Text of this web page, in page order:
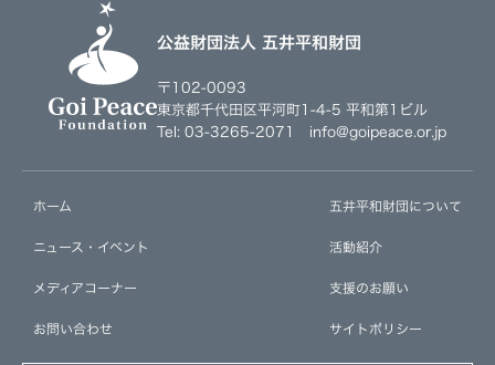
社会起業家育成プログラム
公益財団法人 五井平和財団
〒102-0093
東京都千代田区平河町1-4-5 平和第1ビル
Tel: 03-3265-2071 info@goipeace.or.jp
ホーム
ニュース・イベント
メディアコーナー
お問い合わせ
五井平和財団について
活動紹介
支援のお願い
サイトポリシー